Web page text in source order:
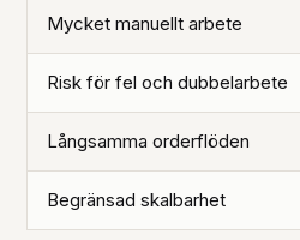
Mycket manuellt arbete
Risk för fel och dubbelarbete
Långsamma orderflöden
Begränsad skalbarhet